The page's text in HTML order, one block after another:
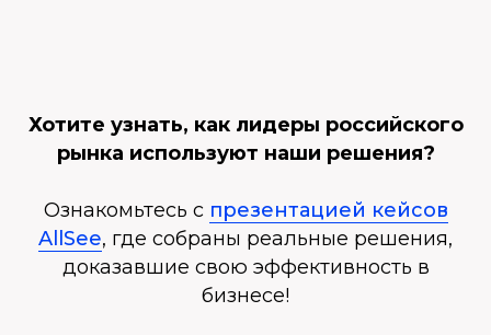
Хотите узнать, как лидеры российского
рынка используют наши решения?
Ознакомьтесь с презентацией кейсов
AllSee, где собраны реальные решения,
доказавшие свою эффективность в
бизнесе!